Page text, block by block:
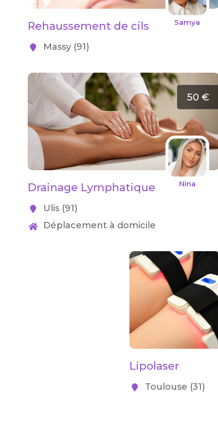
Samya
Rehaussement de cils
Massy (91)
50 €
Nina
Drainage Lymphatique
Ulis (91)
Déplacement à domicile
Lipolaser
Toulouse (31)